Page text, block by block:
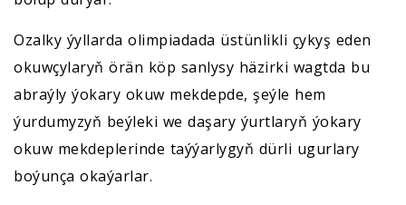
Ozalky ýyllarda olimpiadada üstünlikli çykyş eden
okuwçylaryň örän köp sanlysy häzirki wagtda bu
abraýly ýokary okuw mekdepde, şeýle hem
ýurdumyzyň beýleki we daşary ýurtlaryň ýokary
okuw mekdeplerinde taýýarlygyň dürli ugurlary
boýunça okaýarlar.